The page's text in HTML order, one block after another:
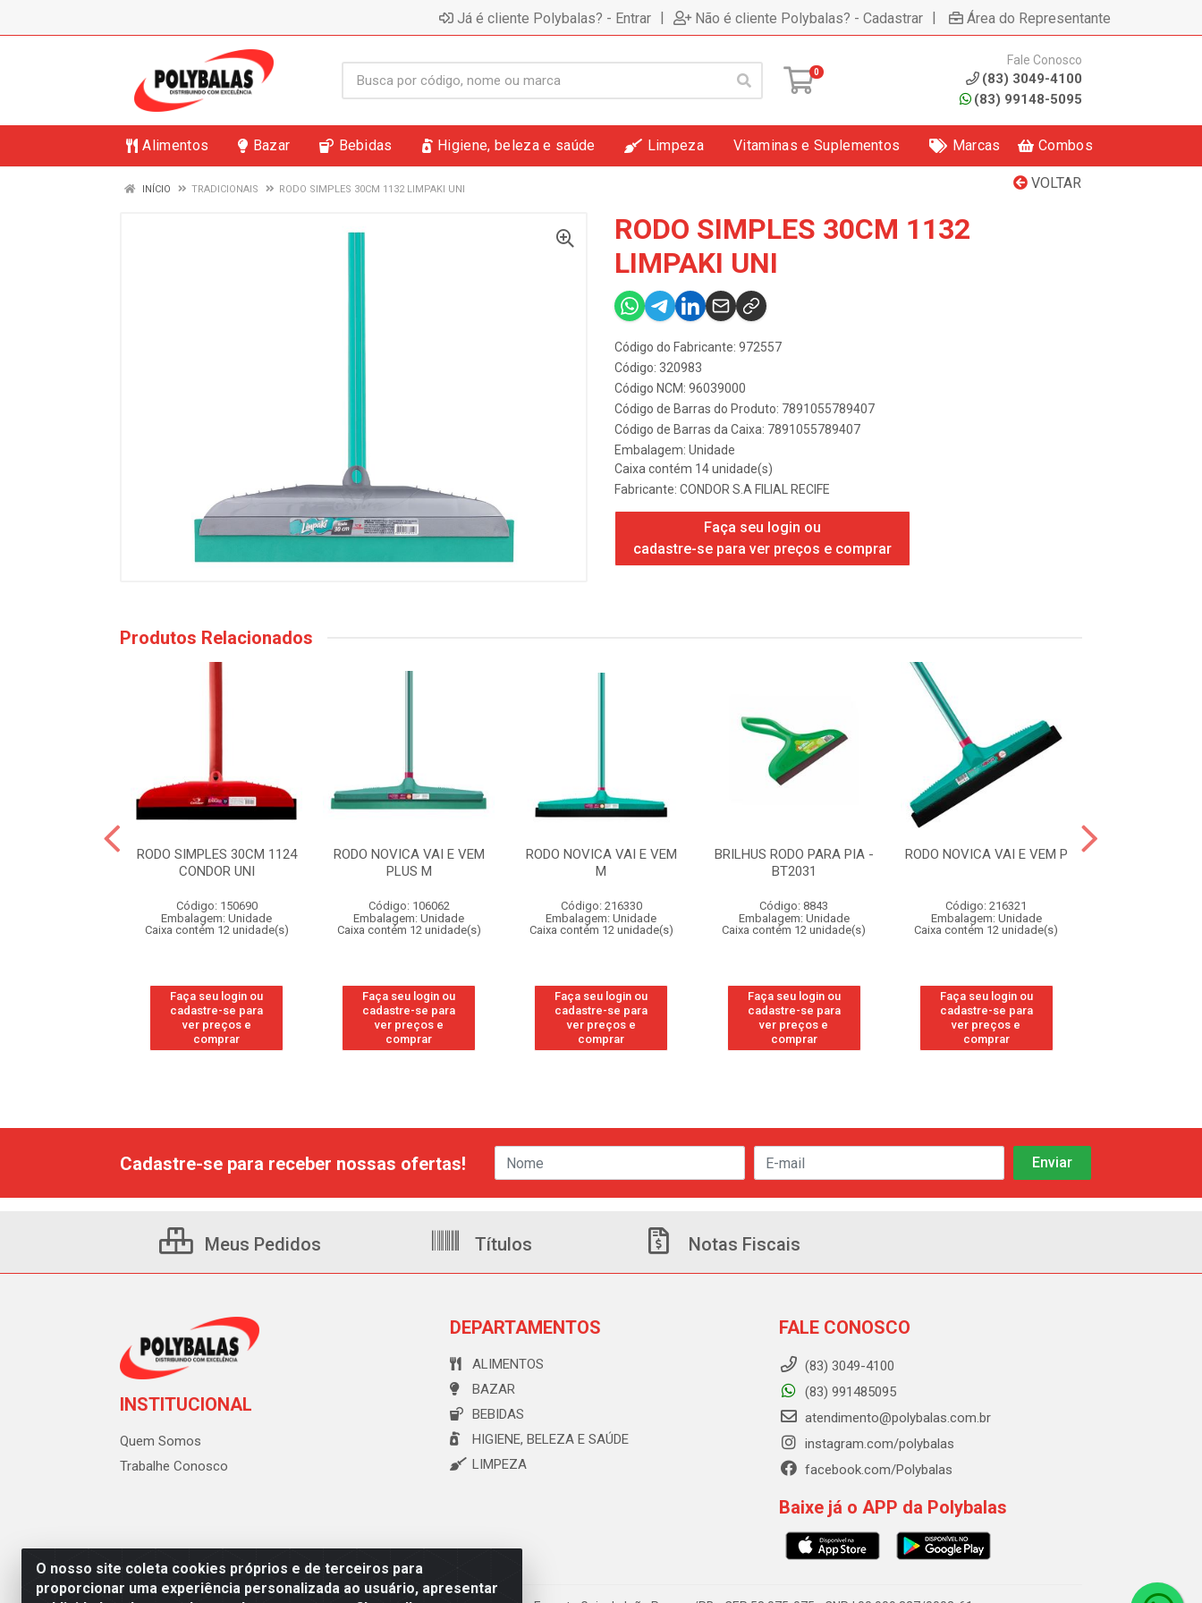
Já é cliente Polybalas? - Entrar | Não é cliente Polybalas? - Cadastrar | Área do Representante
0
Fale Conosco
(83) 3049-4100
(83) 99148-5095
Alimentos Bazar Bebidas Higiene, beleza e saúde Limpeza Vitaminas e Suplementos Marcas Combos
VOLTAR
INÍCIO TRADICIONAIS RODO SIMPLES 30CM 1132 LIMPAKI UNI
RODO SIMPLES 30CM 1132
LIMPAKI UNI
Código do Fabricante: 972557
Código: 320983
Código NCM: 96039000
Código de Barras do Produto: 7891055789407
Código de Barras da Caixa: 7891055789407
Embalagem: Unidade
Caixa contém 14 unidade(s)
Fabricante: CONDOR S.A FILIAL RECIFE
Faça seu login ou
cadastre-se para ver preços e comprar
Produtos Relacionados
RODO SIMPLES 30CM 1124
CONDOR UNI
Código: 150690
Embalagem: Unidade
Caixa contém 12 unidade(s)
Faça seu login ou
cadastre-se para
ver preços e
comprar
RODO NOVICA VAI E VEM
PLUS M
Código: 106062
Embalagem: Unidade
Caixa contém 12 unidade(s)
Faça seu login ou
cadastre-se para
ver preços e
comprar
RODO NOVICA VAI E VEM
M
Código: 216330
Embalagem: Unidade
Caixa contém 12 unidade(s)
Faça seu login ou
cadastre-se para
ver preços e
comprar
BRILHUS RODO PARA PIA -
BT2031
Código: 8843
Embalagem: Unidade
Caixa contém 12 unidade(s)
Faça seu login ou
cadastre-se para
ver preços e
comprar
RODO NOVICA VAI E VEM P
Código: 216321
Embalagem: Unidade
Caixa contém 12 unidade(s)
Faça seu login ou
cadastre-se para
ver preços e
comprar
O nosso site coleta cookies próprios e de terceiros para
proporcionar uma experiência personalizada ao usuário, apresentar
Cadastre-se para receber nossas ofertas!
Meus Pedidos Títulos Notas Fiscais
INSTITUCIONAL
Quem Somos
Trabalhe Conosco
DEPARTAMENTOS
ALIMENTOS
BAZAR
BEBIDAS
HIGIENE, BELEZA E SAÚDE
LIMPEZA
FALE CONOSCO
(83) 3049-4100
(83) 991485095
atendimento@polybalas.com.br
instagram.com/polybalas
facebook.com/Polybalas
Baixe já o APP da Polybalas